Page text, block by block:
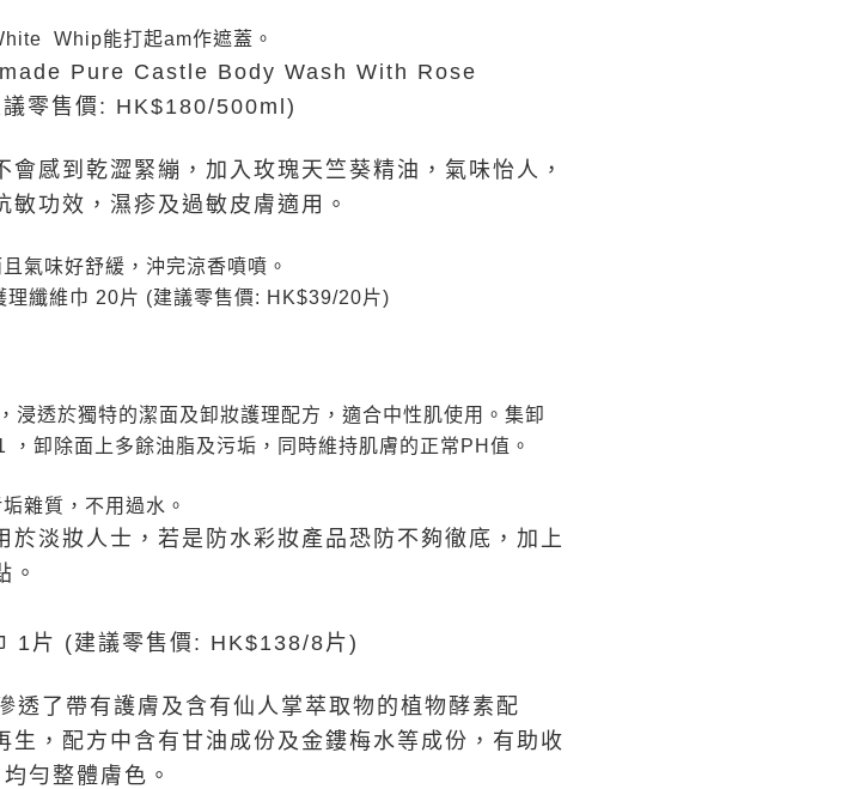
Whip能打起am作遮蓋。
Pure Castle Body Wash With Rose
零售價: HK$180/500ml)
感到乾澀緊繃，加入玫瑰天竺葵精油，氣味怡人，
功效，濕疹及過敏皮膚適用。
氣味好舒緩，沖完涼香噴噴。
纖維巾 20片 (建議零售價: HK$39/20片)
透於獨特的潔面及卸妝護理配方，適合中性肌使用。集卸
卸除面上多餘油脂及污垢，同時維持肌膚的正常PH值。
雜質，不用過水。
淡妝人士，若是防水彩妝產品恐防不夠徹底，加上
。
1片 (建議零售價: HK$138/8片)
了帶有護膚及含有仙人掌萃取物的植物酵素配
，配方中含有甘油成份及金鏤梅水等成份，有助收
勻整體膚色。